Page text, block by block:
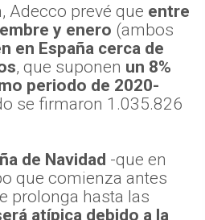
Adecco prevé que entre
y enero (ambos
en España cerca de
, que suponen un 8%
periodo de 2020-
se firmaron 1.035.826
de Navidad -que en
que comienza antes
prolonga hasta las
atípica debido a la